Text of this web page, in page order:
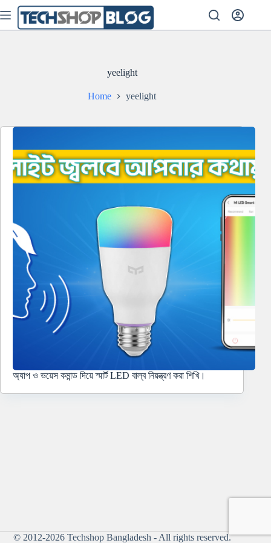
to
content
yeelight
Home yeelight
অ্যাপ ও ভয়েস কমান্ড দিয়ে স্মার্ট LED বাল্ব নিয়ন্ত্রণ করা শিখি।
© 2012-2026 Techshop Bangladesh - All rights reserved.